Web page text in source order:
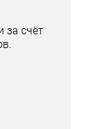
за счёт